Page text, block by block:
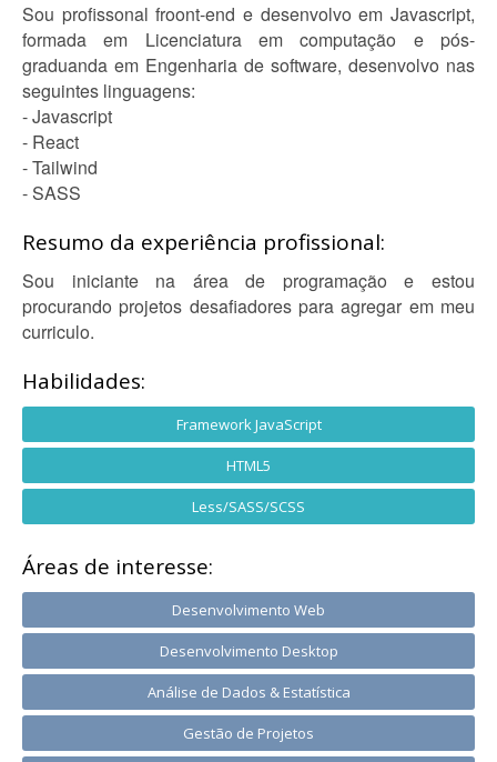
Sou profissonal froont-end e desenvolvo em Javascript,
formada em Licenciatura em computação e pós-
graduanda em Engenharia de software, desenvolvo nas
seguintes linguagens:
- Javascript
- React
- Tailwind
- SASS
Resumo da experiência profissional:
Sou iniciante na área de programação e estou
procurando projetos desafiadores para agregar em meu
curriculo.
Habilidades:
Framework JavaScript
HTML5
Less/SASS/SCSS
Áreas de interesse:
Desenvolvimento Web
Desenvolvimento Desktop
Análise de Dados & Estatística
Gestão de Projetos